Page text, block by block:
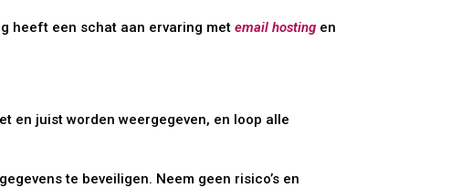
heeft een schat aan ervaring metemail hosting en
en juist worden weergegeven, en loop alle
te beveiligen. Neem geen risico’s en